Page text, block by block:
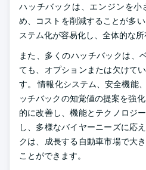
ハッチバックは、エンジンを
め、コストを削減することが多
ステム化が容易化し、全体的な所
また、多くのハッチバックは、
ても、オプションまたは欠けて
す。 情報化システム、安全機能
ッチバックの知覚値の提案を強
的に改善し、機能とテクノロジ
し、多様なバイヤーニーズに応
クは、成長する自動車市場で大
ことができます。